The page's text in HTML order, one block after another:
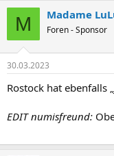
e
:
M Madame
Foren - Sponsor
30.03.2023
Rostock hat ebenfalls
EDIT numisfreund: